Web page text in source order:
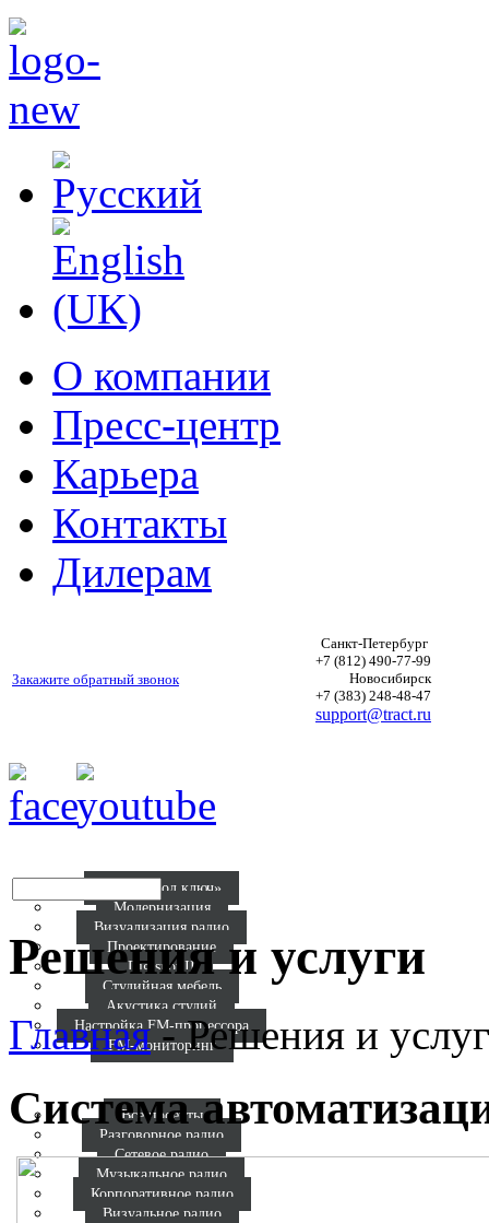
О компании
Пресс-центр
Карьера
Контакты
Дилерам
Закажите обратный звонок
Санкт-Петербург
+7 (812) 490-77-99
Новосибирск
+7 (383) 248-48-47
support@tract.ru
Радио «под ключ»
Модернизация
Визуализация радио
Проектирование
Digispot II
Студийная мебель
Акустика студий
Настройка FM-процессора
FM-мониторинг
Все проекты
Разговорное радио
Сетевое радио
Музыкальное радио
Корпоративное радио
Визуальное радио
Решения и услуги
Главная-Решения и
Система